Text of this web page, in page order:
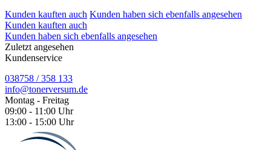
Kunden kauften auch Kunden haben sich ebenfalls angesehen
Kunden kauften auch
Kunden haben sich ebenfalls angesehen
Zuletzt angesehen
Kundenservice
038758 / 358 133
info@tonerversum.de
Montag - Freitag
09:00 - 11:00 Uhr
13:00 - 15:00 Uhr